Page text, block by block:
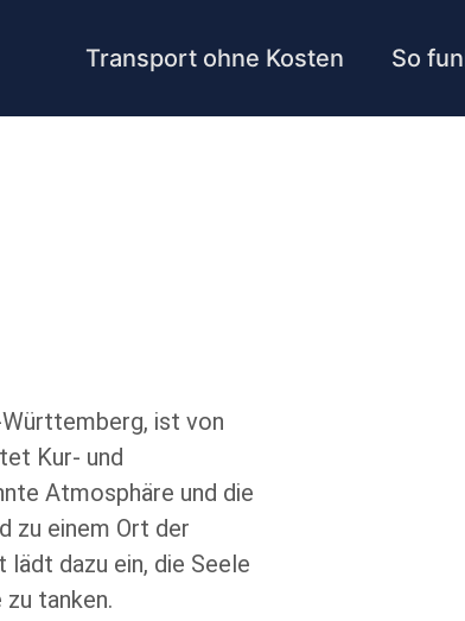
Transport ohne Kosten So
ist von
Kur- und
Atmosphäre und die
zu einem Ort der
lädt dazu ein, die Seele
zu tanken.